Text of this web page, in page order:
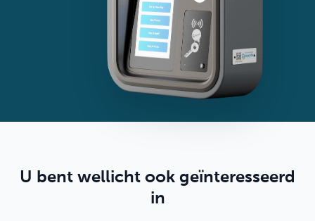
U bent wellicht ook geïnteresseerd
in